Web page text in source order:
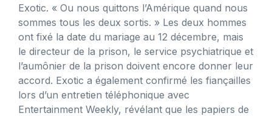
Exotic. « Ou nous quittons l’Amérique quand nous
sommes tous les deux sortis. » Les deux hommes
ont fixé la date du mariage au 12 décembre, mais
le directeur de la prison, le service psychiatrique et
l’aumônier de la prison doivent encore donner leur
accord. Exotic a également confirmé les fiançailles
lors d’un entretien téléphonique avec
Entertainment Weekly, révélant que les papiers de